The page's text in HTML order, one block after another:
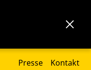
Presse Kontakt